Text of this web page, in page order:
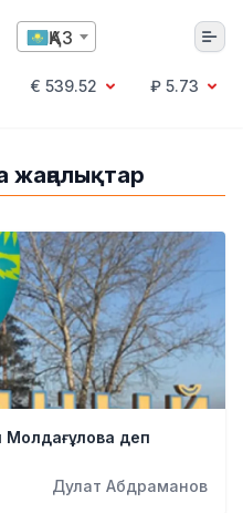
ҚАЗ
€ 539.52 ₽ 5.73
жаңалықтар
Молдағұлова деп
Дулат Абдраманов